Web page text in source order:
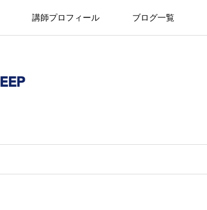
講師プロフィール ブログ一覧